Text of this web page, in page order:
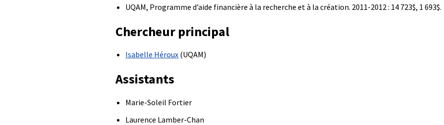
UQAM, Programme d’aide financière à la recherche et à la création. 2011-2012 : 14 723$, 1 693$.
Chercheur principal
Isabelle Héroux (UQAM)
Assistants
Marie-Soleil Fortier
Laurence Lamber-Chan